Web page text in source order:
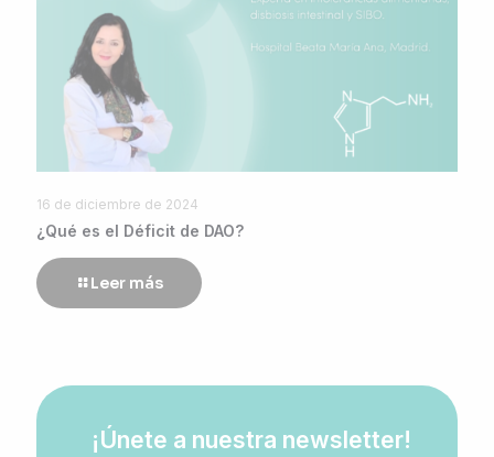
16 de diciembre de 2024
¿Qué es el Déficit de DAO?
Leer más
¡Únete a nuestra newsletter!